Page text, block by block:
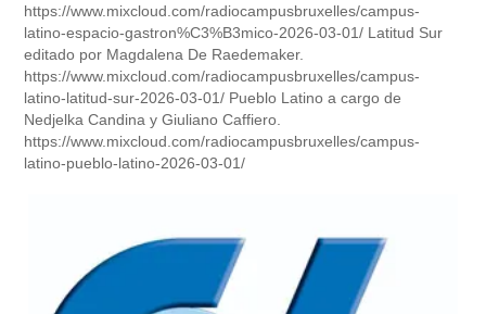
https://www.mixcloud.com/radiocampusbruxelles/campus-
latino-espacio-gastron%C3%B3mico-2026-03-01/ Latitud Sur
editado por Magdalena De Raedemaker.
https://www.mixcloud.com/radiocampusbruxelles/campus-
latino-latitud-sur-2026-03-01/ Pueblo Latino a cargo de
Nedjelka Candina y Giuliano Caffiero.
https://www.mixcloud.com/radiocampusbruxelles/campus-
latino-pueblo-latino-2026-03-01/